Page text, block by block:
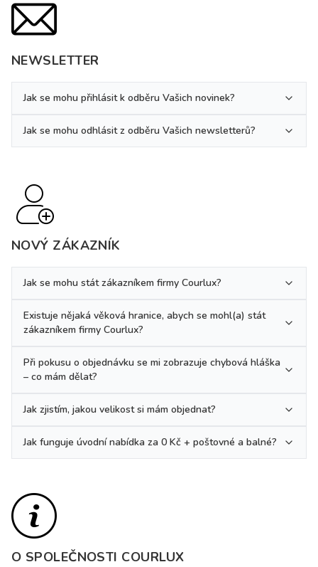
NEWSLETTER
Jak se mohu přihlásit k odběru Vašich novinek?
Jak se mohu odhlásit z odběru Vašich newsletterů?
NOVÝ ZÁKAZNÍK
Jak se mohu stát zákazníkem firmy Courlux?
Existuje nějaká věková hranice, abych se mohl(a) stát
zákazníkem firmy Courlux?
Při pokusu o objednávku se mi zobrazuje chybová hláška
– co mám dělat?
Jak zjistím, jakou velikost si mám objednat?
Jak funguje úvodní nabídka za 0 Kč + poštovné a balné?
O SPOLEČNOSTI COURLUX